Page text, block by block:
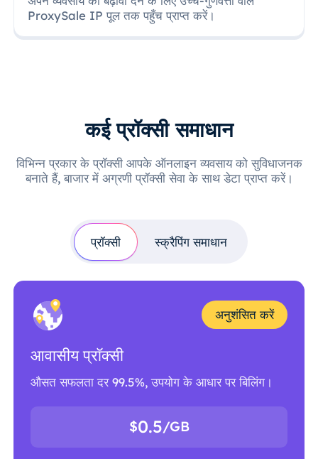
ProxySale IP पूल तक पहुँच प्राप्त करें।
कई प्रॉक्सी समाधान
विभिन्न प्रकार के प्रॉक्सी आपके ऑनलाइन व्यवसाय को सुविधाजनक
बनाते हैं, बाजार में अग्रणी प्रॉक्सी सेवा के साथ डेटा प्राप्त करें।
प्रॉक्सी स्क्रैपिंग समाधान
अनुशंसित करें
आवासीय प्रॉक्सी
औसत सफलता दर 99.5%, उपयोग के आधार पर बिलिंग।
$0.5/GB